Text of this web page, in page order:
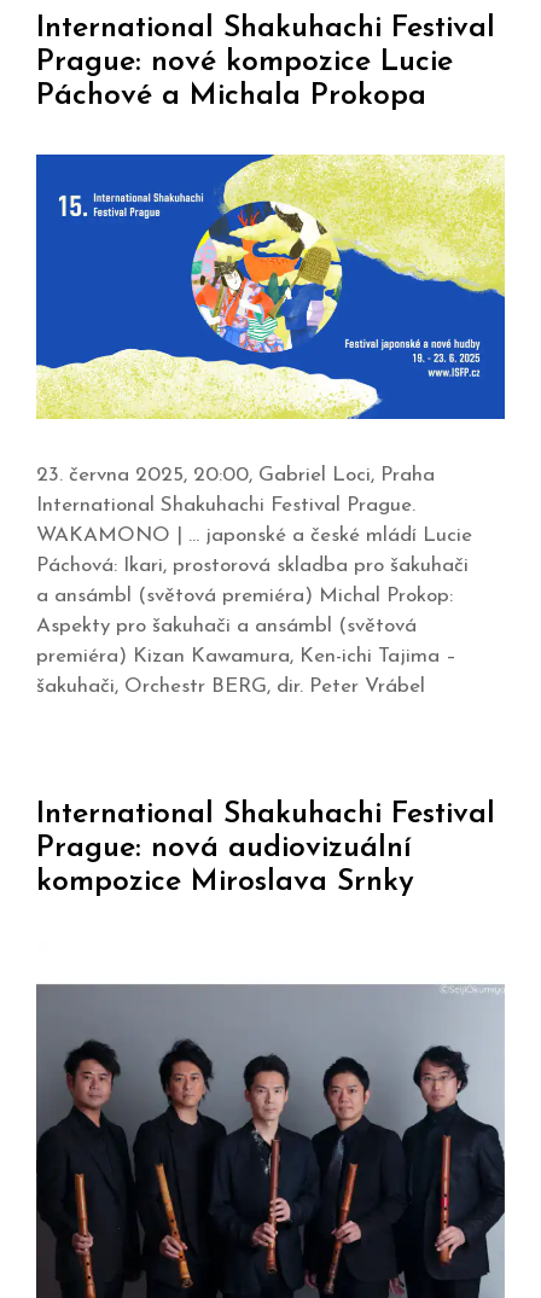
International Shakuhachi Festival
Prague: nové kompozice Lucie
Páchové a Michala Prokopa
23. června 2025, 20:00, Gabriel Loci, Praha
International Shakuhachi Festival Prague.
WAKAMONO | … japonské a české mládí Lucie
Páchová: Ikari, prostorová skladba pro šakuhači
a ansámbl (světová premiéra) Michal Prokop:
Aspekty pro šakuhači a ansámbl (světová
premiéra) Kizan Kawamura, Ken-ichi Tajima –
šakuhači, Orchestr BERG, dir. Peter Vrábel
International Shakuhachi Festival
Prague: nová audiovizuální
kompozice Miroslava Srnky